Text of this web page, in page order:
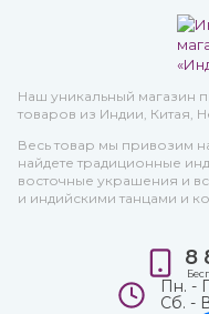
Наш уникальный магазин
товаров из Индии, Китая,
Весь товар мы привозим
найдете традиционные
восточные украшения и
и индийскими танцами и
8
Пн. -
Сб. -